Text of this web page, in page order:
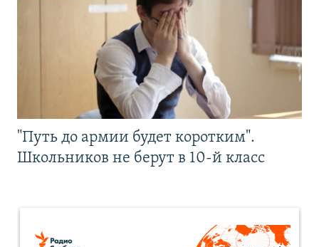
"Путь до армии будет коротким".
Школьников не берут в 10-й класс